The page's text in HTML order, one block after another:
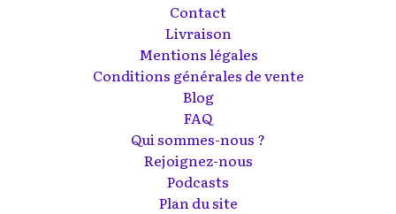
Contact
Livraison
Mentions légales
Conditions générales de vente
Blog
FAQ
Qui sommes-nous ?
Rejoignez-nous
Podcasts
Plan du site